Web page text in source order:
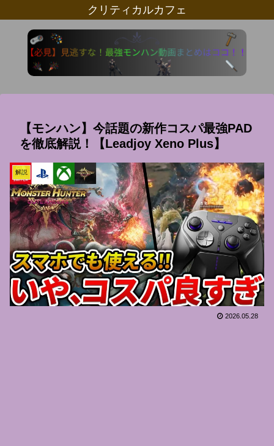
クリティカルカフェ
【モンハン】今話題の新作コスパ最強PAD
を徹底解説！【Leadjoy Xeno Plus】
解説
2026.05.28